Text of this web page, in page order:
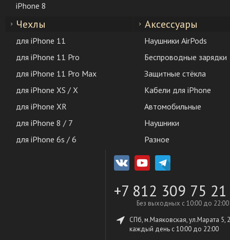
iPhone 8
Чехлы
для iPhone 11
для iPhone 11 Pro
для iPhone 11 Pro Max
для iPhone XS / X
для iPhone XR
для iPhone 8 / 7
для iPhone 6s / 6
Аксессуары
Наушники AirPods
Беспроводные зарядки
Защитные стёкла
Кабели для iPhone
Автомобильные
Наушники
Разное
+7 812 309 75 21
Без выходных с 10:00 до 22:00
СПб, м.Маяковская, ул.Марата 5,
каждый день c 10:00 до 22:00